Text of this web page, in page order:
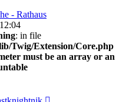
- Rathaus
: in file
Twig/Extension/Core.php
must be an array or an